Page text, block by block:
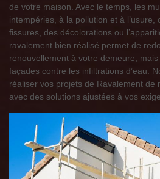
de votre maison. Avec le temps, les
intempéries, à la pollution et à
fissures, des décolorations ou
ravalement bien réalisé permet de
renouvellement à votre demeure,
façades contre les infiltrations d’eau.
réaliser vos projets de Ravalement de
avec des solutions ajustées à vos